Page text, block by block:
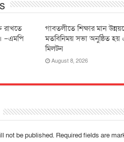
রাখতে
–এমপি
‎গাবতলীতে শিক্ষার মান
‎মতবিনিময় সভা অনুষ্ঠিত হয়
মিলটন
August 8, 2026
not be published. Required fields are